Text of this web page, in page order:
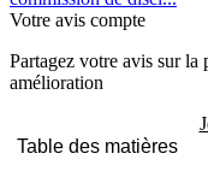
Votre avis compte
Partagez votre avis sur la
amélioration
Table des matières